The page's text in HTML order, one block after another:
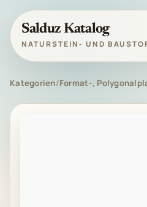
Salduz Katalog
NATURSTEIN- UND
Kategorien/Format-,